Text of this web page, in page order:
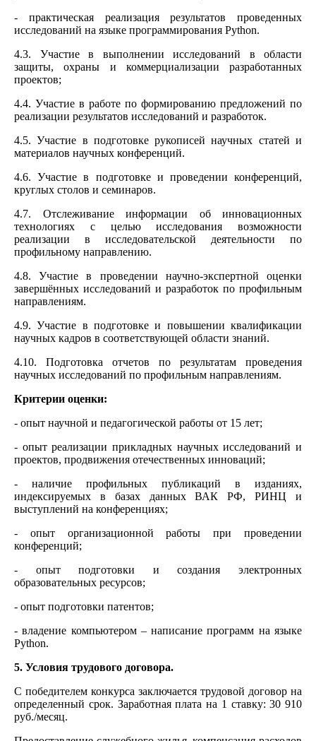
- практическая реализация результатов проведенных
исследований на языке программирования Python.
4.3. Участие в выполнении исследований в области
защиты, охраны и коммерциализации разработанных
проектов;
4.4. Участие в работе по формированию предложений по
реализации результатов исследований и разработок.
4.5. Участие в подготовке рукописей научных статей и
материалов научных конференций.
4.6. Участие в подготовке и проведении конференций,
круглых столов и семинаров.
4.7. Отслеживание информации об инновационных
технологиях с целью исследования возможности
реализации в исследовательской деятельности по
профильному направлению.
4.8. Участие в проведении научно‑экспертной оценки
завершённых исследований и разработок по профильным
направлениям.
4.9. Участие в подготовке и повышении квалификации
научных кадров в соответствующей области знаний.
4.10. Подготовка отчетов по результатам проведения
научных исследований по профильным направлениям.
Критерии оценки:
- опыт научной и педагогической работы от 15 лет;
- опыт реализации прикладных научных исследований и
проектов, продвижения отечественных инноваций;
- наличие профильных публикаций в изданиях,
индексируемых в базах данных ВАК РФ, РИНЦ и
выступлений на конференциях;
- опыт организационной работы при проведении
конференций;
- опыт подготовки и создания электронных
образовательных ресурсов;
- опыт подготовки патентов;
- владение компьютером – написание программ на языке
Python.
5. Условия трудового договора.
С победителем конкурса заключается трудовой договор на
определенный срок. Заработная плата на 1 ставку: 30 910
руб./месяц.